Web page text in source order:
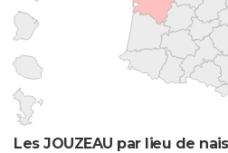
Les JOUZEAU par lieu de